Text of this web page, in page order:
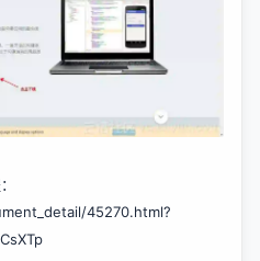
45270.html?